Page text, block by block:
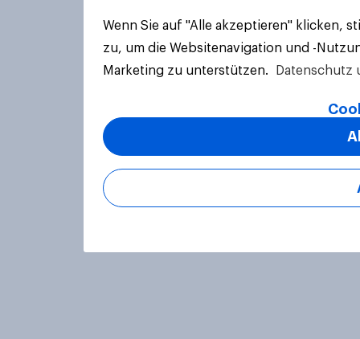
Wenn Sie auf "Alle akzeptieren" klicken,
zu, um die Websitenavigation und -
Marketing zu unterstützen.
Datenschutz